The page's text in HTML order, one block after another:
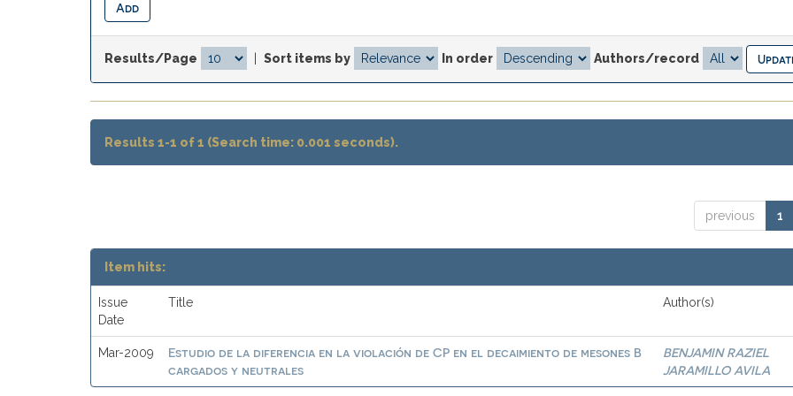
Results/Page Sort items by In order Authors/record
Results 1-1 of 1 (Search time: 0.001 seconds).
previous 1
Item hits:
Issue
Date
Title Author(s)
Mar-2009
Estudio de la diferencia en la violación de CP en el decaimiento de mesones B
cargados y neutrales
BENJAMIN RAZIEL
JARAMILLO AVILA